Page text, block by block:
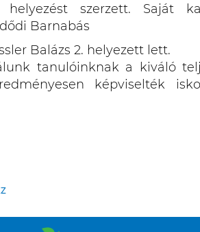
helyezést szerzett. Saját
Barnabás
Balázs 2. helyezett lett.
tanulóinknak a kiváló
képviselték